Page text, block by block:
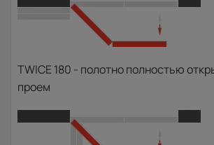
TWICE 180 - полотно полностью
проем